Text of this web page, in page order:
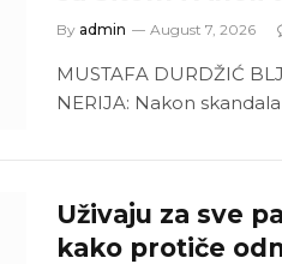
By admin August 7, 2026
MUSTAFA DURDŽIĆ
NERIJA: Nakon
Uživaju za sve
kako protiče